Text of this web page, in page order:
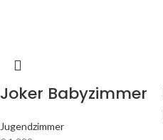
Joker Babyzimmer
Jugendzimmer